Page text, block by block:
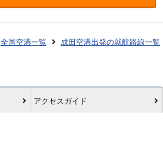
全国空港一覧
成田空港出発の就航路線一覧
アクセスガイド